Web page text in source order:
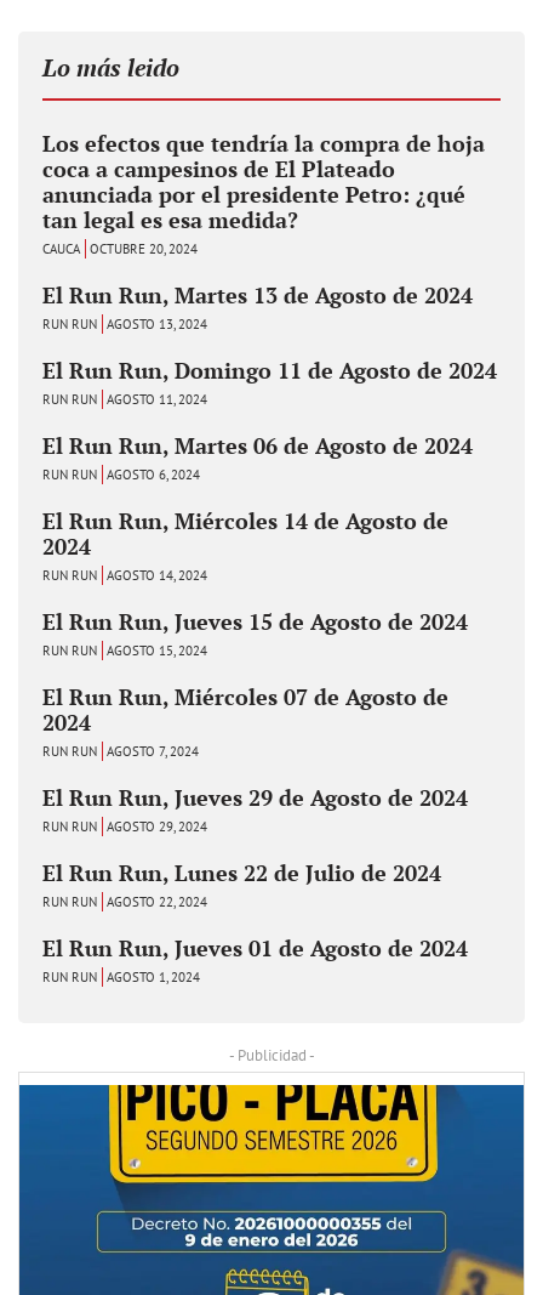
Lo más leido
Los efectos que tendría la compra de hoja
coca a campesinos de El Plateado
anunciada por el presidente Petro: ¿qué
tan legal es esa medida?
CAUCA OCTUBRE 20, 2024
El Run Run, Martes 13 de Agosto de 2024
RUN RUN AGOSTO 13, 2024
El Run Run, Domingo 11 de Agosto de 2024
RUN RUN AGOSTO 11, 2024
El Run Run, Martes 06 de Agosto de 2024
RUN RUN AGOSTO 6, 2024
El Run Run, Miércoles 14 de Agosto de
2024
RUN RUN AGOSTO 14, 2024
El Run Run, Jueves 15 de Agosto de 2024
RUN RUN AGOSTO 15, 2024
El Run Run, Miércoles 07 de Agosto de
2024
RUN RUN AGOSTO 7, 2024
El Run Run, Jueves 29 de Agosto de 2024
RUN RUN AGOSTO 29, 2024
El Run Run, Lunes 22 de Julio de 2024
RUN RUN AGOSTO 22, 2024
El Run Run, Jueves 01 de Agosto de 2024
RUN RUN AGOSTO 1, 2024
- Publicidad -